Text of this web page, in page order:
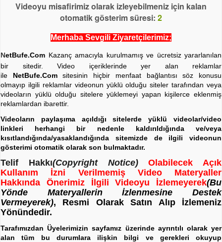
Videoyu misafirimiz olarak izleyebilmeniz için kalan
otomatik gösterim süresi: 2
Merhaba Sevgili Ziyaretçilerimiz;
NetBufe.Com Kazanç amacıyla kurulmamış ve ücretsiz yararlanılan
bir sitedir. Video içeriklerinde yer alan reklamlar
ile NetBufe.Comsitesinin hiçbir menfaat bağlantısı söz konusu
olmayıp ilgili reklamlar videonun yüklü olduğu siteler tarafından veya
videoların yüklü olduğu sitelere yüklemeyi yapan kişilerce eklenmiş
reklamlardan ibarettir.
Videoların paylaşıma açıldığı sitelerde yüklü videolar/video
linkleri herhangi bir nedenle kaldırıldığında ve/veya
kısıtlandığında/yasaklandığında sitemizde de ilgili videonun
gösterimi otomatik olarak son bulmaktadır.
Telif Hakkı(Copyright Notice)
Olabilecek Açık
Kullanım İzni Verilmemiş Video Materyaller
Hakkında Önerimiz İlgili Videoyu İzlemeyerek(Bu
Yönde Materyallerin İzlenmesine Destek
Vermeyerek), Resmi Olarak Satın Alıp İzlemeniz
Yönündedir.
Tarafımızdan Üyelerimizin sayfamız üzerinde ayrıntılı olarak yer
alan tüm bu durumlara ilişkin bilgi ve gerekleri okuyup